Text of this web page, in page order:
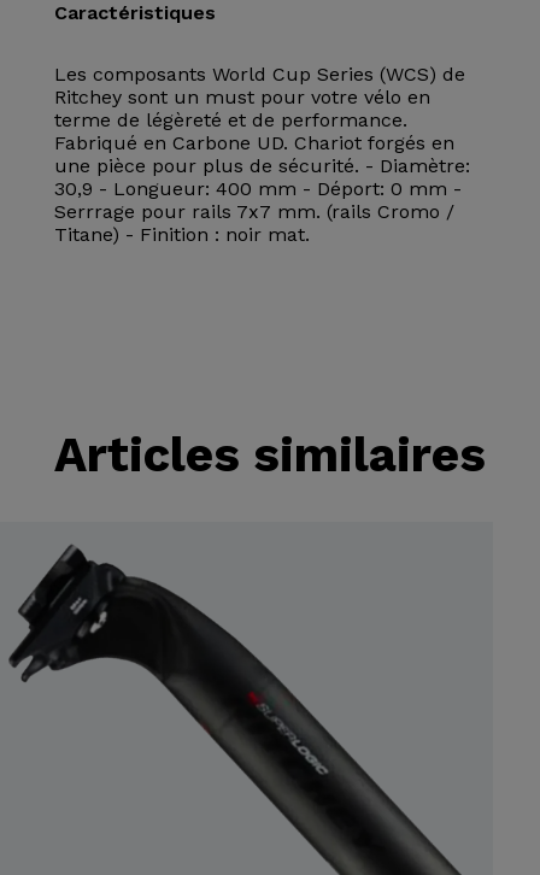
Caractéristiques
Les composants World Cup Series (WCS) de
Ritchey sont un must pour votre vélo en
terme de légèreté et de performance.
Fabriqué en Carbone UD. Chariot forgés en
une pièce pour plus de sécurité. - Diamètre:
30,9 - Longueur: 400 mm - Déport: 0 mm -
Serrrage pour rails 7x7 mm. (rails Cromo /
Titane) - Finition : noir mat.
Articles similaires